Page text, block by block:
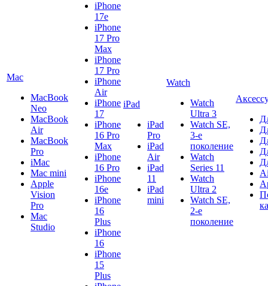
Mac
MacBook
Neo
MacBook
Air
MacBook
Pro
iMac
Mac mini
Apple
Vision
Pro
Mac
Studio
iPhone
17e
iPhone
17 Pro
Max
iPhone
17 Pro
iPhone
Air
iPhone
17
iPhone
16 Pro
Max
iPhone
16 Pro
iPhone
16e
iPhone
16
Plus
iPhone
16
iPhone
15
Plus
iPad
iPad
Pro
iPad
Air
iPad
11
iPad
mini
Watch
Watch
Ultra 3
Watch SE,
3-е
поколение
Watch
Series 11
Watch
Ultra 2
Watch SE,
2-е
поколение